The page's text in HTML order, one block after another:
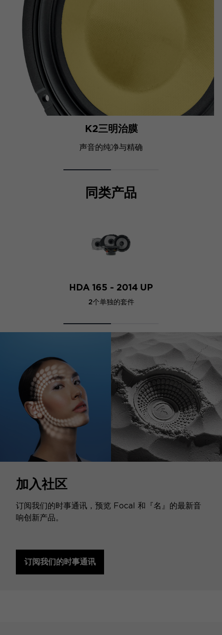
K2三明治膜
声音的纯净与精确
同类产品
HDA 165 - 2014 UP
2个单独的套件
加入社区
订阅我们的时事通讯，预览 Focal 和『名』的最新音
响创新产品。
订阅我们的时事通讯